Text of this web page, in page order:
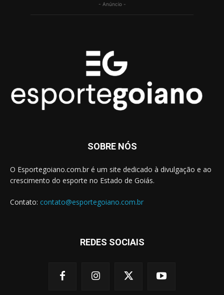
- Anúncio -
SOBRE NÓS
O Esportegoiano.com.br é um site dedicado à divulgação e ao
crescimento do esporte no Estado de Goiás.
Contato: contato@esportegoiano.com.br
REDES SOCIAIS